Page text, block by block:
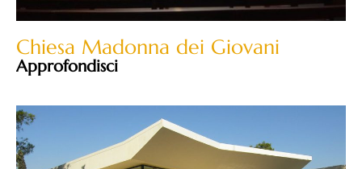
Chiesa Madonna dei Giovani
Approfondisci